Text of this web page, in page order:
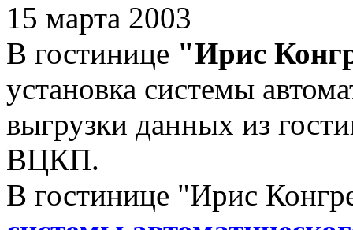
15 марта 2003
В гостинице "Ирис
установка системы
выгрузки данных из
ВЦКП.
В гостинице "Ирис